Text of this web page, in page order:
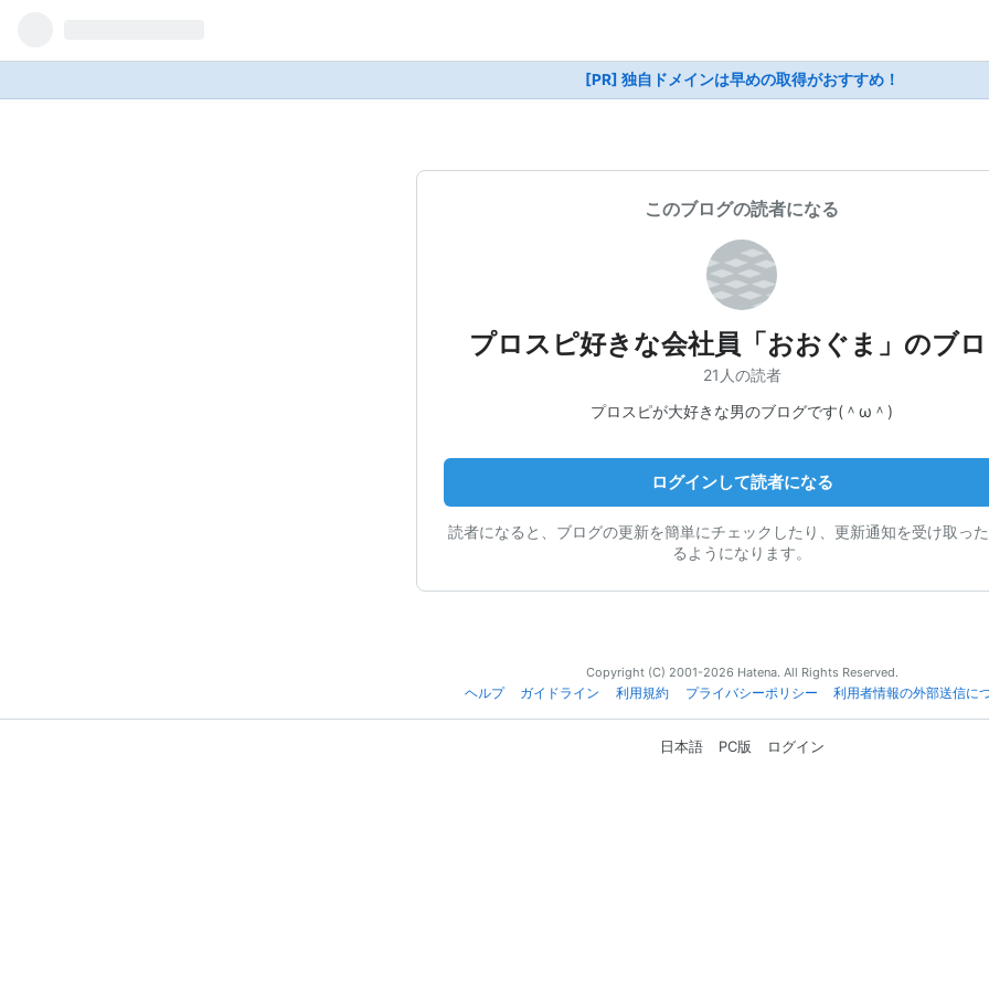
[PR] 独自ドメインは早めの取得がおすすめ！
このブログの読者になる
プロスピ好きな会社員「おおぐま」のブ
21人の読者
プロスピが大好きな男のブログです(＾ω＾)
ログインして読者になる
読者になると、ブログの更新を簡単にチェックしたり、更新通知を受け取っ
るようになります。
Copyright (C) 2001-2026 Hatena. All Rights Reserved.
ヘルプ
ガイドライン 利用規約 プライバシーポリシー 利用者情報の外部送信に
日本語 PC版 ログイン